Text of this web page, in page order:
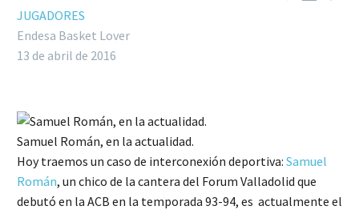
JUGADORES
Endesa Basket Lover
13 de abril de 2016
Samuel Román, en la actualidad.
Hoy traemos un caso de interconexión deportiva: Samuel
Román, un chico de la cantera del Forum Valladolid que
debutó en la ACB en la temporada 93-94, es actualmente el